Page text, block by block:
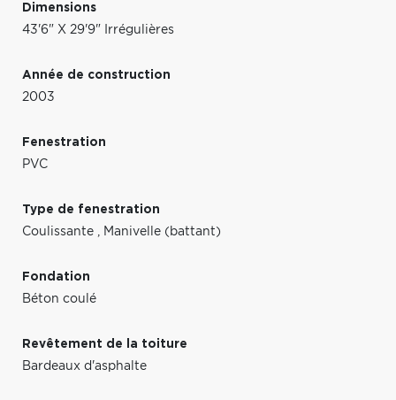
Dimensions
43'6" X 29'9" Irrégulières
Année de construction
2003
Fenestration
PVC
Type de fenestration
Coulissante , Manivelle (battant)
Fondation
Béton coulé
Revêtement de la toiture
Bardeaux d'asphalte